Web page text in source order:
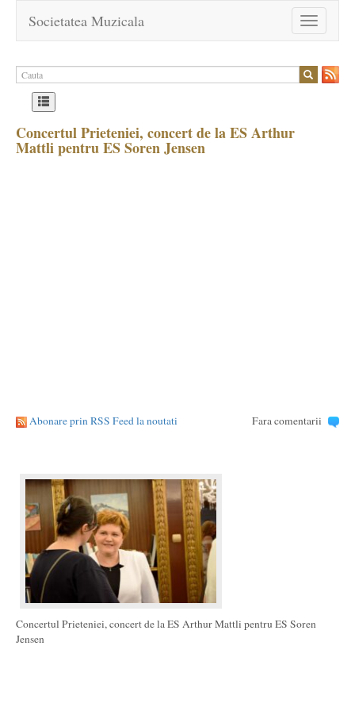
Toggle
navigation
Societatea Muzicala
Concertul Prieteniei, concert de la ES Arthur
Mattli pentru ES Soren Jensen
Abonare prin RSS Feed la noutati Fara comentarii
Concertul Prieteniei, concert de la ES Arthur Mattli pentru ES Soren
Jensen